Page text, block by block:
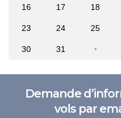
16 17 18
23 24 25
30 31
Demande
vols par